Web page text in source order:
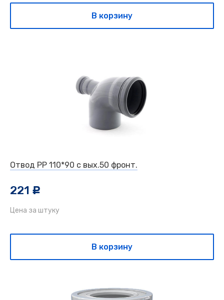
В корзину
Отвод РР 110*90 с вых.50 фронт.
221 c
Цена за штуку
В корзину